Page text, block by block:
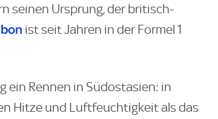
seinen Ursprung, der britisch-
ist seit Jahren in der Formel 1
ein Rennen in Südostasien: in
Hitze und Luftfeuchtigkeit als das